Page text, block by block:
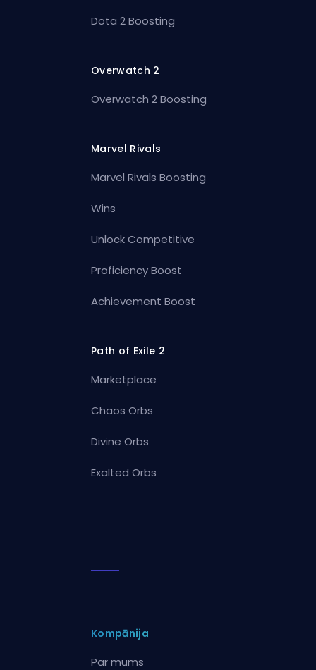
Dota 2 Boosting
Overwatch 2
Overwatch 2 Boosting
Marvel Rivals
Marvel Rivals Boosting
Wins
Unlock Competitive
Proficiency Boost
Achievement Boost
Path of Exile 2
Marketplace
Chaos Orbs
Divine Orbs
Exalted Orbs
Kompānija
Par mums